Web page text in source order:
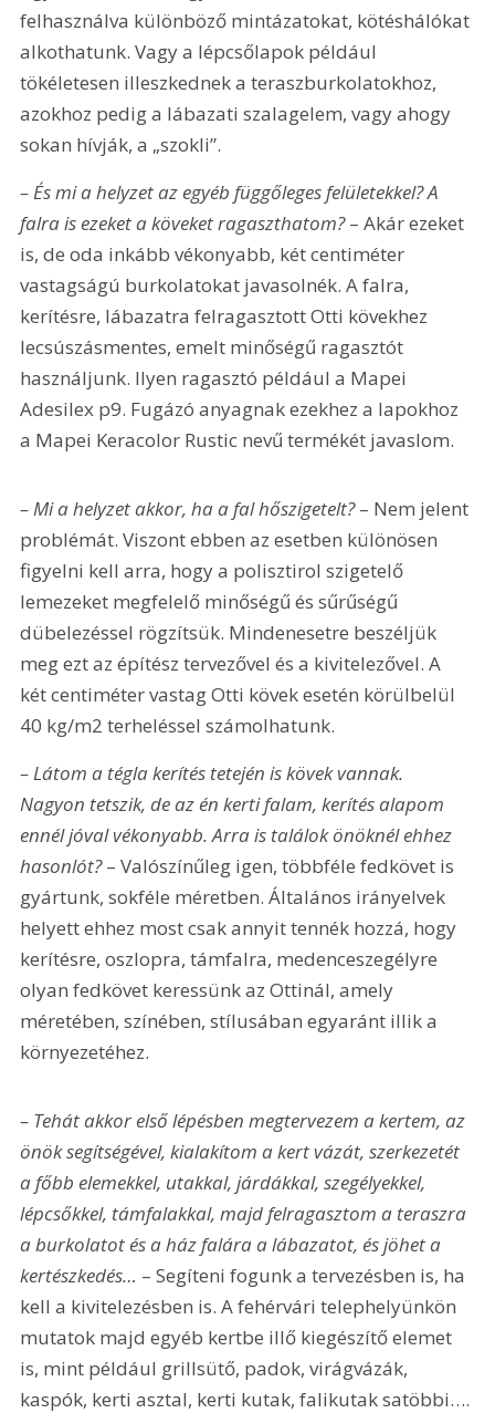
felhasználva különböző mintázatokat, kötéshálókat
alkothatunk. Vagy a lépcsőlapok például
tökéletesen illeszkednek a teraszburkolatokhoz,
azokhoz pedig a lábazati szalagelem, vagy ahogy
sokan hívják, a „szokli”.
– És mi a helyzet az egyéb függőleges felületekkel? A
falra is ezeket a köveket ragaszthatom? – Akár ezeket
is, de oda inkább vékonyabb, két centiméter
vastagságú burkolatokat javasolnék. A falra,
kerítésre, lábazatra felragasztott Otti kövekhez
lecsúszásmentes, emelt minőségű ragasztót
használjunk. Ilyen ragasztó például a Mapei
Adesilex p9. Fugázó anyagnak ezekhez a lapokhoz
a Mapei Keracolor Rustic nevű termékét javaslom.
– Mi a helyzet akkor, ha a fal hőszigetelt? – Nem jelent
problémát. Viszont ebben az esetben különösen
figyelni kell arra, hogy a polisztirol szigetelő
lemezeket megfelelő minőségű és sűrűségű
dübelezéssel rögzítsük. Mindenesetre beszéljük
meg ezt az építész tervezővel és a kivitelezővel. A
két centiméter vastag Otti kövek esetén körülbelül
40 kg/m2 terheléssel számolhatunk.
– Látom a tégla kerítés tetején is kövek vannak.
Nagyon tetszik, de az én kerti falam, kerítés alapom
ennél jóval vékonyabb. Arra is találok önöknél ehhez
hasonlót? – Valószínűleg igen, többféle fedkövet is
gyártunk, sokféle méretben. Általános irányelvek
helyett ehhez most csak annyit tennék hozzá, hogy
kerítésre, oszlopra, támfalra, medenceszegélyre
olyan fedkövet keressünk az Ottinál, amely
méretében, színében, stílusában egyaránt illik a
környezetéhez.
– Tehát akkor első lépésben megtervezem a kertem, az
önök segítségével, kialakítom a kert vázát, szerkezetét
a főbb elemekkel, utakkal, járdákkal, szegélyekkel,
lépcsőkkel, támfalakkal, majd felragasztom a teraszra
a burkolatot és a ház falára a lábazatot, és jöhet a
kertészkedés… – Segíteni fogunk a tervezésben is, ha
kell a kivitelezésben is. A fehérvári telephelyünkön
mutatok majd egyéb kertbe illő kiegészítő elemet
is, mint például grillsütő, padok, virágvázák,
kaspók, kerti asztal, kerti kutak, falikutak satöbbi….